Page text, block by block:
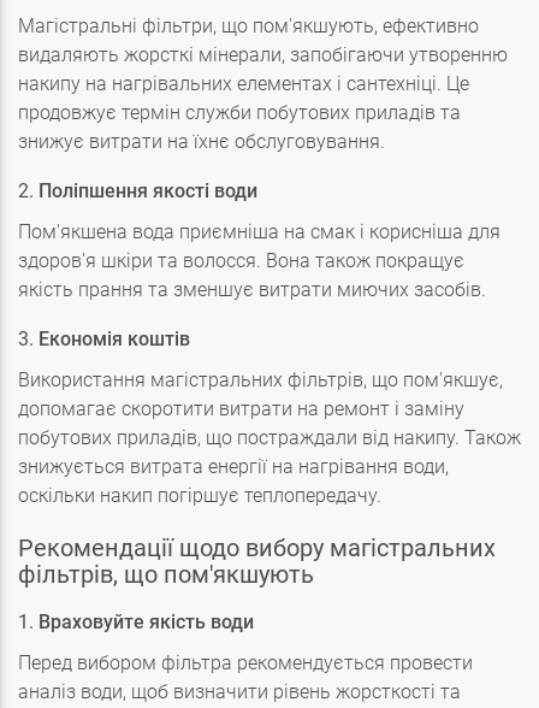
Магістральні фільтри, що пом'якшують, ефективно
видаляють жорсткі мінерали, запобігаючи утворенню
накипу на нагрівальних елементах і сантехніці. Це
продовжує термін служби побутових приладів та
знижує витрати на їхнє обслуговування.
2. Поліпшення якості води
Пом'якшена вода приємніша на смак і корисніша для
здоров'я шкіри та волосся. Вона також покращує
якість прання та зменшує витрати миючих засобів.
3. Економія коштів
Використання магістральних фільтрів, що пом'якшує,
допомагає скоротити витрати на ремонт і заміну
побутових приладів, що постраждали від накипу. Також
знижується витрата енергії на нагрівання води,
оскільки накип погіршує теплопередачу.
Рекомендації щодо вибору магістральних
фільтрів, що пом'якшують
1. Враховуйте якість води
Перед вибором фільтра рекомендується провести
аналіз води, щоб визначити рівень жорсткості та